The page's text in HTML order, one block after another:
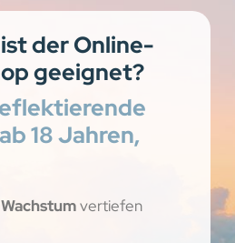
der Online-
geeignet?
18 Jahren,
vertiefen